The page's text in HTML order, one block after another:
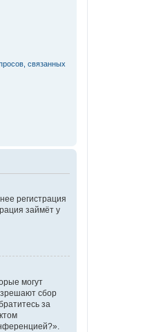
связанных
регистрация
займёт у
могут
сбор
за